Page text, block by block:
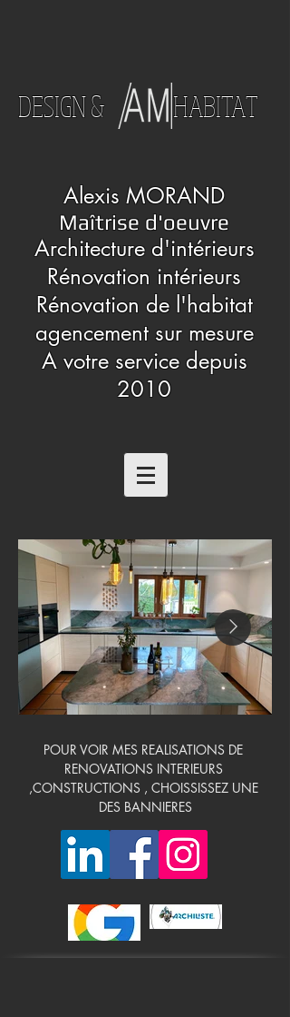
DESIGN & HABITAT
Alexis MORAND
Maîtrise d'oeuvre
Architecture d'intérieurs
Rénovation intérieurs
Rénovation de l'habitat
agencement sur mesure
A votre service depuis
2010
POUR VOIR MES REALISATIONS DE
RENOVATIONS INTERIEURS
,CONSTRUCTIONS , CHOISSISSEZ UNE
DES BANNIERES